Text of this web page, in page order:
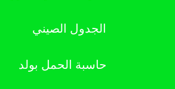
الجدول الصيني
حاسبة الحمل بولد